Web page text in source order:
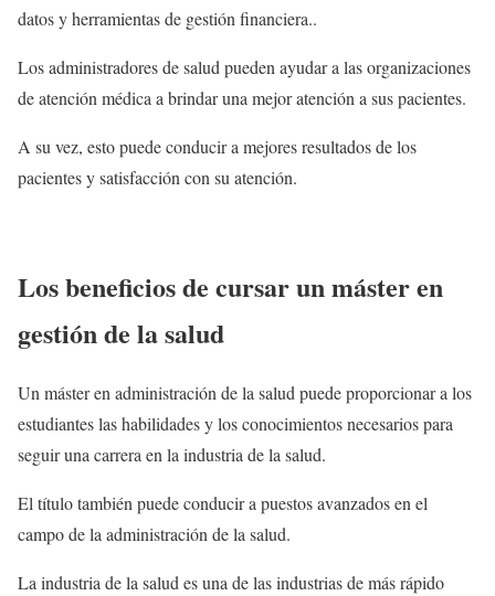
datos y herramientas de gestión financiera..
Los administradores de salud pueden ayudar a las organizaciones
de atención médica a brindar una mejor atención a sus pacientes.
A su vez, esto puede conducir a mejores resultados de los
pacientes y satisfacción con su atención.
Los beneficios de cursar un máster en
gestión de la salud
Un máster en administración de la salud puede proporcionar a los
estudiantes las habilidades y los conocimientos necesarios para
seguir una carrera en la industria de la salud.
El título también puede conducir a puestos avanzados en el
campo de la administración de la salud.
La industria de la salud es una de las industrias de más rápido